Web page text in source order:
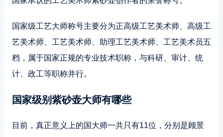
国家级工艺大师称号主要分为正高级工艺美术师、高级工
艺美术师、工艺美术师、助理工艺美术师、工艺美术员五
档，属于国家正规的专业技术职称，与科研、审计、统
计、政工等职称并行。
国家级别紫砂壶大师有哪些
目前，真正意义上的国大师一共只有11位，分别是顾景